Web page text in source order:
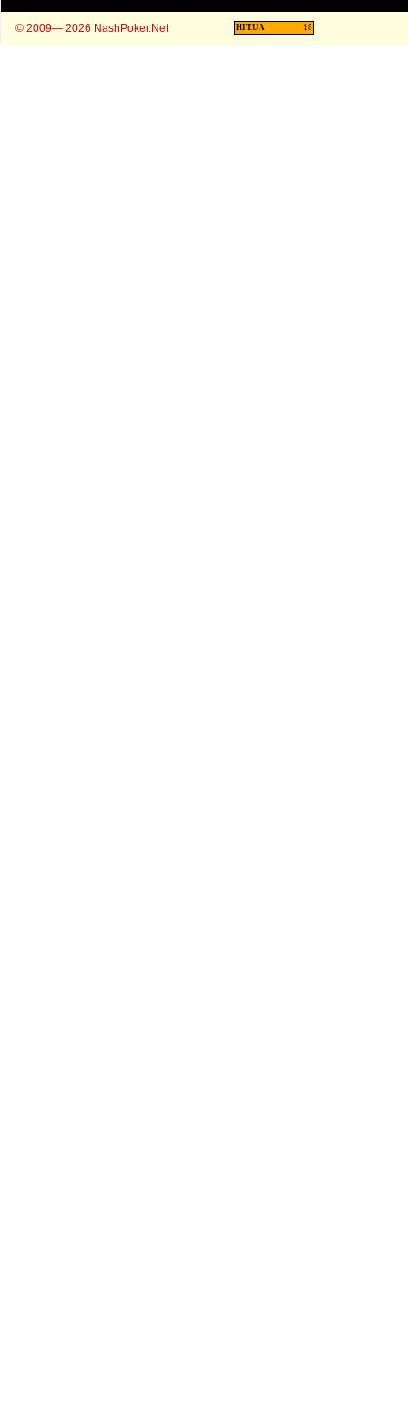
© 2009— 2026 NashPoker.Net HIT.UA 18